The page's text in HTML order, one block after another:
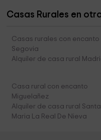
Casas Rurales en
Casas rurales con encanto
Segovia
Alquiler de casa rural
Casa rural con encanto
Miguelañez
Alquiler de casa rural Santa
Maria La Real De Nieva